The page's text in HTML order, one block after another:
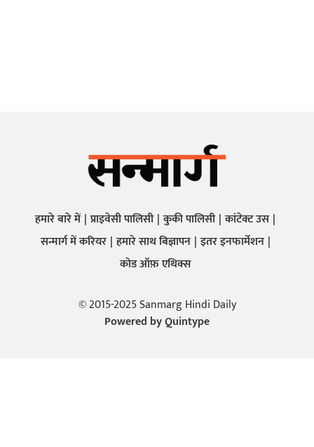
हमारे बारे में प्राइवेसी पालिसी कुकी पालिसी कांटेक्ट उस
सन्मार्ग में करियर हमारे साथ बिज्ञापन इतर इनफार्मेशन
कोड ऑफ़ एथिक्स
© 2015-2025 Sanmarg Hindi Daily
Powered byQuintype